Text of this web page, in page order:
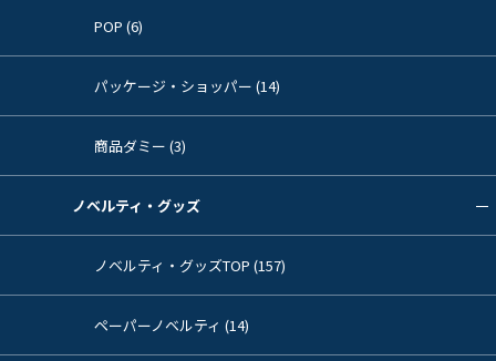
POP (6)
パッケージ・ショッパー (14)
商品ダミー (3)
ノベルティ・グッズ
ノベルティ・グッズTOP (157)
ペーパーノベルティ (14)